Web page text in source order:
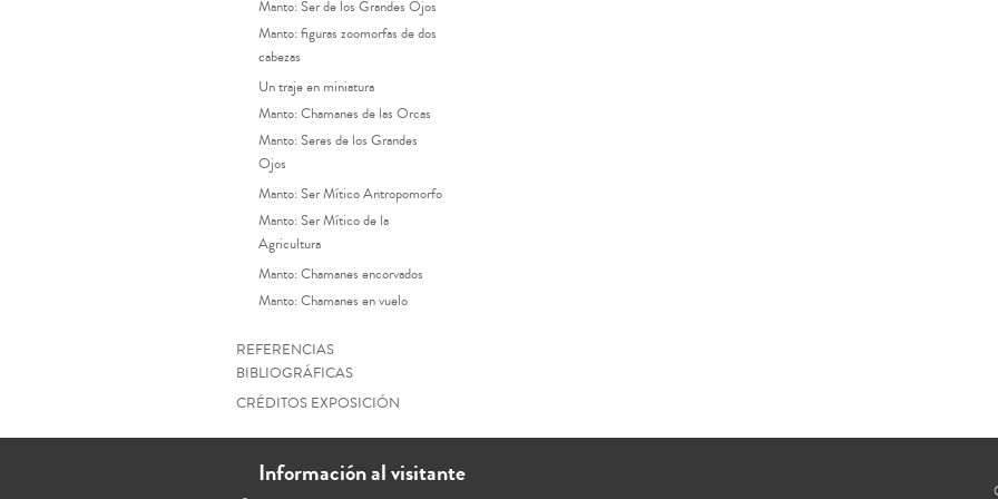
Manto: Ser de los Grandes Ojos
Manto: figuras zoomorfas de dos
cabezas
Un traje en miniatura
Manto: Chamanes de las Orcas
Manto: Seres de los Grandes
Ojos
Manto: Ser Mítico Antropomorfo
Manto: Ser Mítico de la
Agricultura
Manto: Chamanes encorvados
Manto: Chamanes en vuelo
REFERENCIAS
BIBLIOGRÁFICAS
CRÉDITOS EXPOSICIÓN
Información al visitante